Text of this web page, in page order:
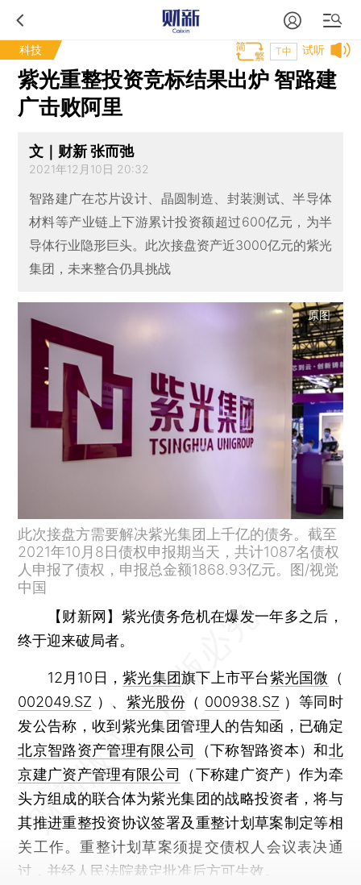
科技 试听
T中
紫光重整投资竞标结果出炉 智路建
广击败阿里
文｜财新 张而弛
2021年12月10日 20:32
智路建广在芯片设计、晶圆制造、封装测试、半导体
材料等产业链上下游累计投资额超过600亿元，为半
导体行业隐形巨头。此次接盘资产近3000亿元的紫光
集团，未来整合仍具挑战
原图
此次接盘方需要解决紫光集团上千亿的债务。截至
2021年10月8日债权申报期当天，共计1087名债权
人申报了债权，申报总金额1868.93亿元。图/视觉
中国
【财新网】 紫光债务危机在爆发一年多之后，
终于迎来破局者。
12月10日，紫光集团旗下上市平台紫光国微 （
002049.SZ ）、 紫光股份 （ 000938.SZ ）等同时
发公告称，收到紫光集团管理人的告知函，已确定
北京智路资产管理有限公司
（下称智路资本）和北
京建广资产管理有限公司
（下称建广资产）作为牵
头方组成的联合体为紫光集团的战略投资者，将与
其推进重整投资协议签署及重整计划草案制定等相
关工作。重整计划草案须提交债权人会议表决通
过，并经人民法院裁定批准后方可生效。